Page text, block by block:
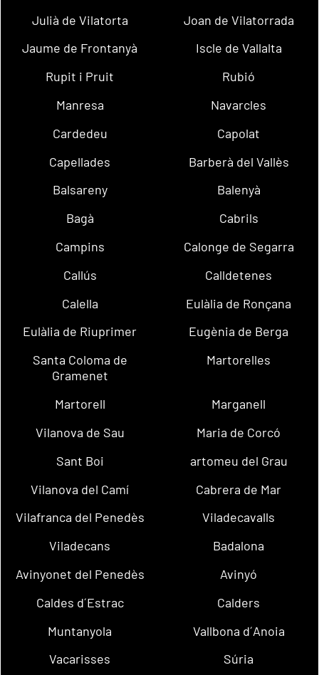
Julià de Vilatorta
Joan de Vilatorrada
Jaume de Frontanyà
Iscle de Vallalta
Rupit i Pruit
Rubió
Manresa
Navarcles
Cardedeu
Capolat
Capellades
Barberà del Vallès
Balsareny
Balenyà
Bagà
Cabrils
Campins
Calonge de Segarra
Callús
Calldetenes
Calella
Eulàlia de Ronçana
Eulàlia de Riuprimer
Eugènia de Berga
Santa Coloma de
Gramenet
Martorelles
Martorell
Marganell
Vilanova de Sau
Maria de Corcó
Sant Boi
artomeu del Grau
Vilanova del Camí
Cabrera de Mar
Vilafranca del Penedès
Viladecavalls
Viladecans
Badalona
Avinyonet del Penedès
Avinyó
Caldes d´Estrac
Calders
Muntanyola
Vallbona d´Anoia
Vacarisses
Súria